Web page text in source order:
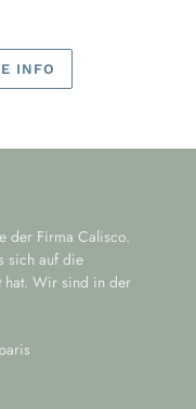
INFO
der Firma Calisco.
sich auf die
hat. Wir sind in der